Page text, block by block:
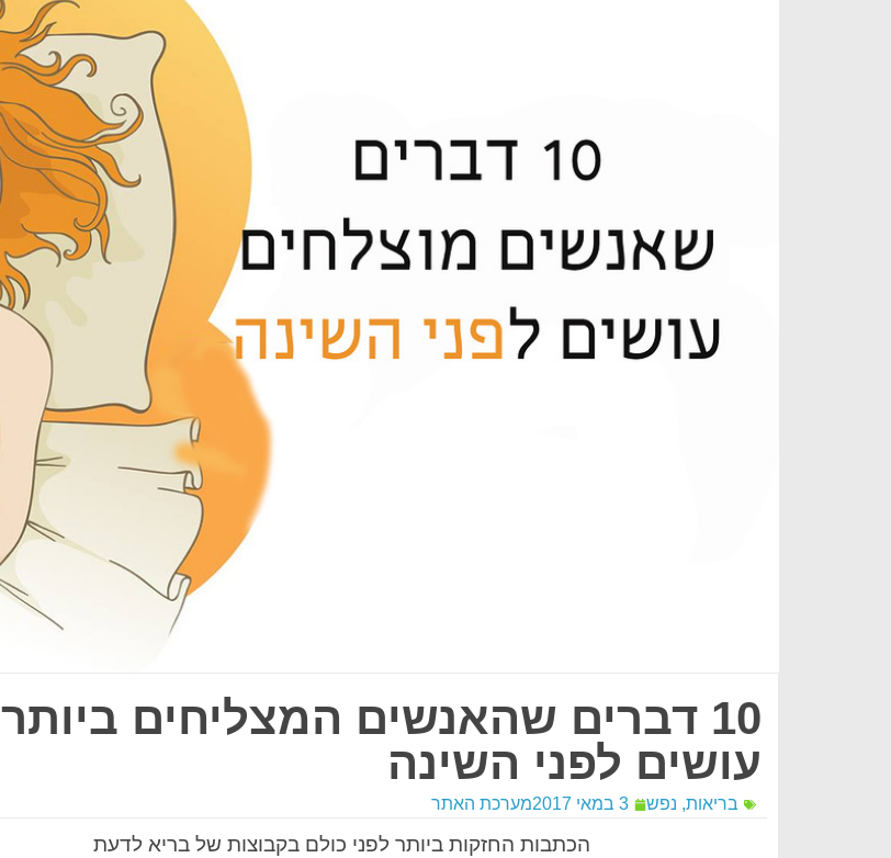
10 דברים שהאנשים המצליחים ביותר
עושים לפני השינה
בריאות, נפש 3 במאי 2017 מערכת האתר
הכתבות החזקות ביותר לפני כולם בקבוצות של בריא לדעת